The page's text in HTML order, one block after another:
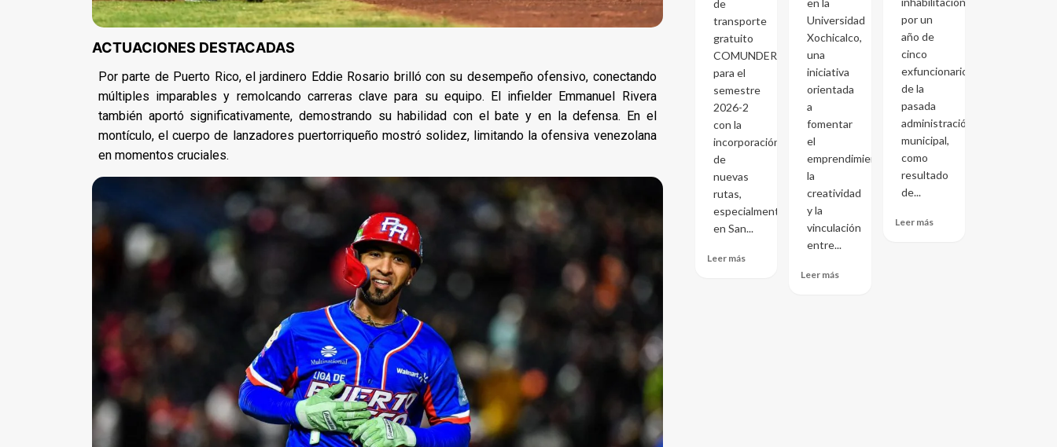
ACTUACIONES DESTACADAS
Por parte de Puerto Rico, el jardinero Eddie Rosario brilló con su desempeño ofensivo, conectando
múltiples imparables y remolcando carreras clave para su equipo. El infielder Emmanuel Rivera
también aportó significativamente, demostrando su habilidad con el bate y en la defensa. En el
montículo, el cuerpo de lanzadores puertorriqueño mostró solidez, limitando la ofensiva venezolana
en momentos cruciales.
de
transporte
gratuito
COMUNDER
para el
semestre
2026-2
con la
incorporación
de
nuevas
rutas,
especialmente
en San...
Leer más
Universidad
Xochicalco,
una
iniciativa
orientada
a
fomentar
el
emprendimiento,
la
creatividad
y la
vinculación
entre...
Leer más
por un
año de
cinco
exfuncionarios
de la
pasada
administración
municipal,
como
resultado
de...
Leer más